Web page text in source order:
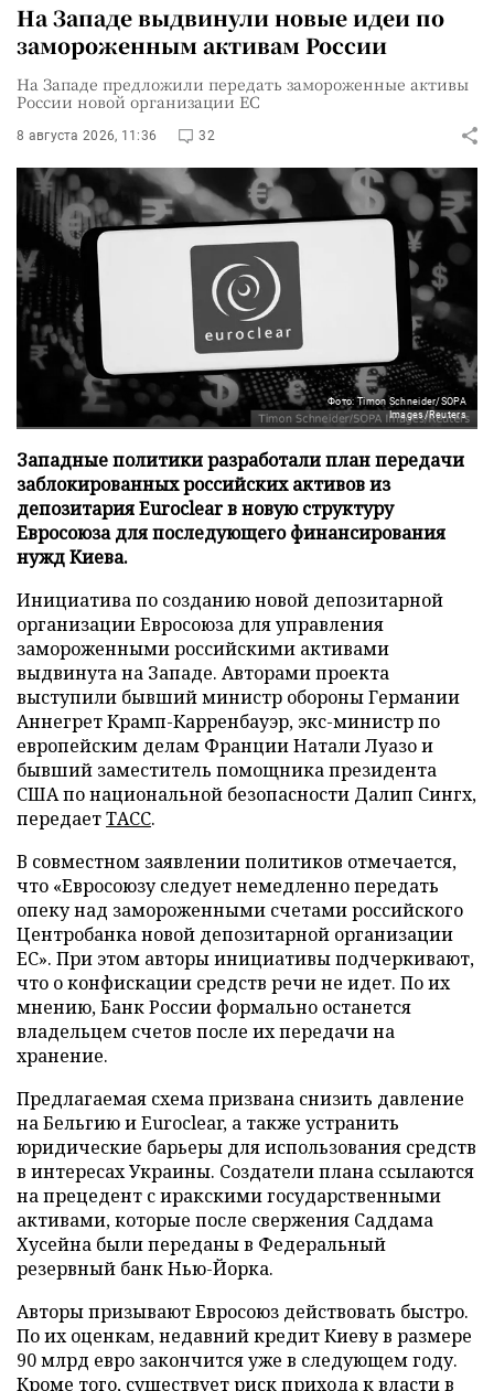
На Западе выдвинули новые идеи по
замороженным активам России
На Западе предложили передать замороженные активы
России новой организации ЕС
8 августа 2026, 11:36 32
Фото: Timon Schneider/SOPA
Images/Reuters
Западные политики разработали план передачи
заблокированных российских активов из
депозитария Euroclear в новую структуру
Евросоюза для последующего финансирования
нужд Киева.
Инициатива по созданию новой депозитарной
организации Евросоюза для управления
замороженными российскими активами
выдвинута на Западе. Авторами проекта
выступили бывший министр обороны Германии
Аннегрет Крамп-Карренбауэр, экс-министр по
европейским делам Франции Натали Луазо и
бывший заместитель помощника президента
США по национальной безопасности Далип Сингх,
передаетТАСС.
В совместном заявлении политиков отмечается,
что «Евросоюзу следует немедленно передать
опеку над замороженными счетами российского
Центробанка новой депозитарной организации
ЕС». При этом авторы инициативы подчеркивают,
что о конфискации средств речи не идет. По их
мнению, Банк России формально останется
владельцем счетов после их передачи на
хранение.
Предлагаемая схема призвана снизить давление
на Бельгию и Euroclear, а также устранить
юридические барьеры для использования средств
в интересах Украины. Создатели плана ссылаются
на прецедент с иракскими государственными
активами, которые после свержения Саддама
Хусейна были переданы в Федеральный
резервный банк Нью-Йорка.
Авторы призывают Евросоюз действовать быстро.
По их оценкам, недавний кредит Киеву в размере
90 млрд евро закончится уже в следующем году.
Кроме того, существует риск прихода к власти в